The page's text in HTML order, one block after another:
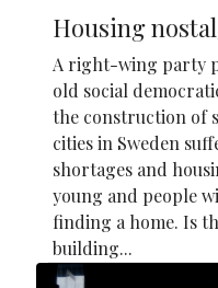
Housing
A right-wing party
old social
the construction of
cities in Sweden
shortages and
young and people
finding a home. Is
building...